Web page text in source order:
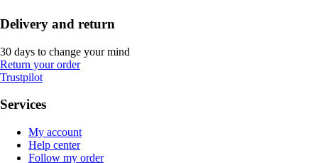
Delivery and return
30 days to change your mind
Return your order
Trustpilot
Services
My account
Help center
Follow my order